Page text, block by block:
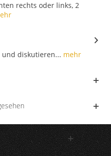
rechts oder links, 2
und diskutieren... mehr